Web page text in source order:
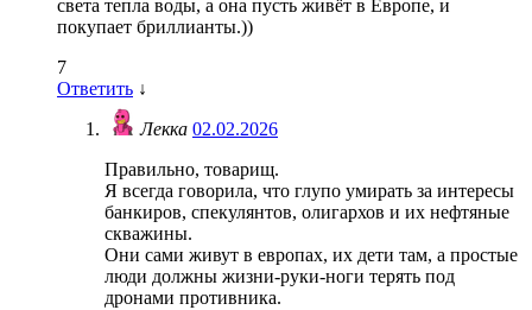
света тепла воды, а она пусть живёт в Европе, и
покупает бриллианты.))
7
Ответить ↓
Лекка 02.02.2026
Правильно, товарищ.
Я всегда говорила, что глупо умирать за интересы
банкиров, спекулянтов, олигархов и их нефтяные
скважины.
Они сами живут в европах, их дети там, а простые
люди должны жизни-руки-ноги терять под
дронами противника.